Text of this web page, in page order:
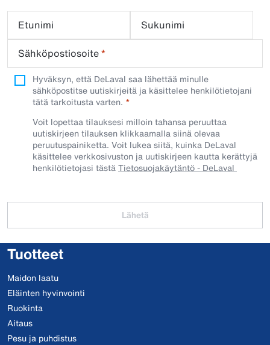
vastusten elinikää. Allas on varustettu myös merkkivalolla, joka
näyttää lämmityksen päällä olon.
Etunimi
Sukunimi
Sähköpostiosoite*
Hyväksyn, että DeLaval saa lähettää minulle
sähköpostitse uutiskirjeitä ja käsittelee henkilötietojani
tätä tarkoitusta varten.
Voit lopettaa tilauksesi milloin tahansa peruuttaa
uutiskirjeen tilauksen klikkaamalla siinä olevaa
peruutuspainiketta. Voit lukea siitä, kuinka DeLaval
käsittelee verkkosivuston ja uutiskirjeen kautta kerättyjä
henkilötietojasi tästäTietosuojakäytäntö - DeLaval
Lähetä
Tuotteet
Maidon laatu
Eläinten hyvinvointi
Ruokinta
Aitaus
Pesu ja puhdistus